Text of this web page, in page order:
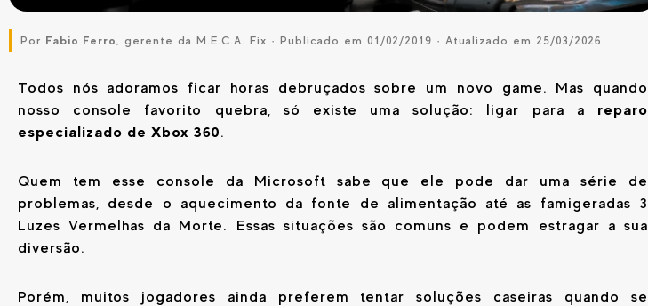
Por Fabio Ferro, gerente da M.E.C.A. Fix · Publicado em 01/02/2019 · Atualizado em 25/03/2026
Todos nós adoramos ficar horas debruçados sobre um novo game. Mas quando
nosso console favorito quebra, só existe uma solução: ligar para a reparo
especializado de Xbox 360.
Quem tem esse console da Microsoft sabe que ele pode dar uma série de
problemas, desde o aquecimento da fonte de alimentação até as famigeradas 3
Luzes Vermelhas da Morte. Essas situações são comuns e podem estragar a sua
diversão.
Porém, muitos jogadores ainda preferem tentar soluções caseiras quando se